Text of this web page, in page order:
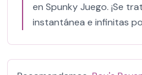
en Spunky Juego. ¡Se
instantánea e infinitas